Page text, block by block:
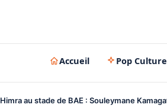
Accueil Pop Culture
Himra au stade de BAE : Souleymane